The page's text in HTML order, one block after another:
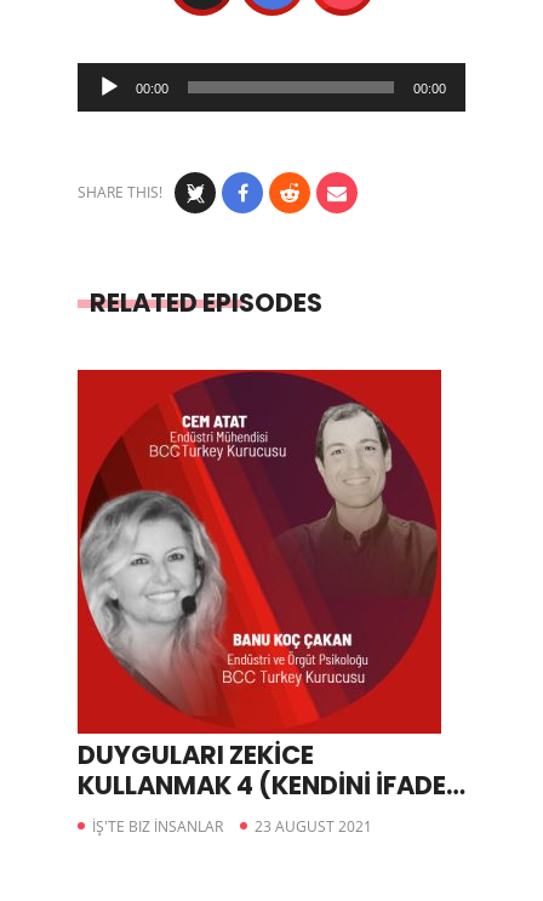
Audio
Player
00:00 00:00
SHARE THIS!
RELATED EPISODES
DUYGULARI ZEKİCE
KULLANMAK 4 (KENDİNİ İFADE
EDEBİLME)
İŞ'TE BIZ İNSANLAR 23 AUGUST 2021